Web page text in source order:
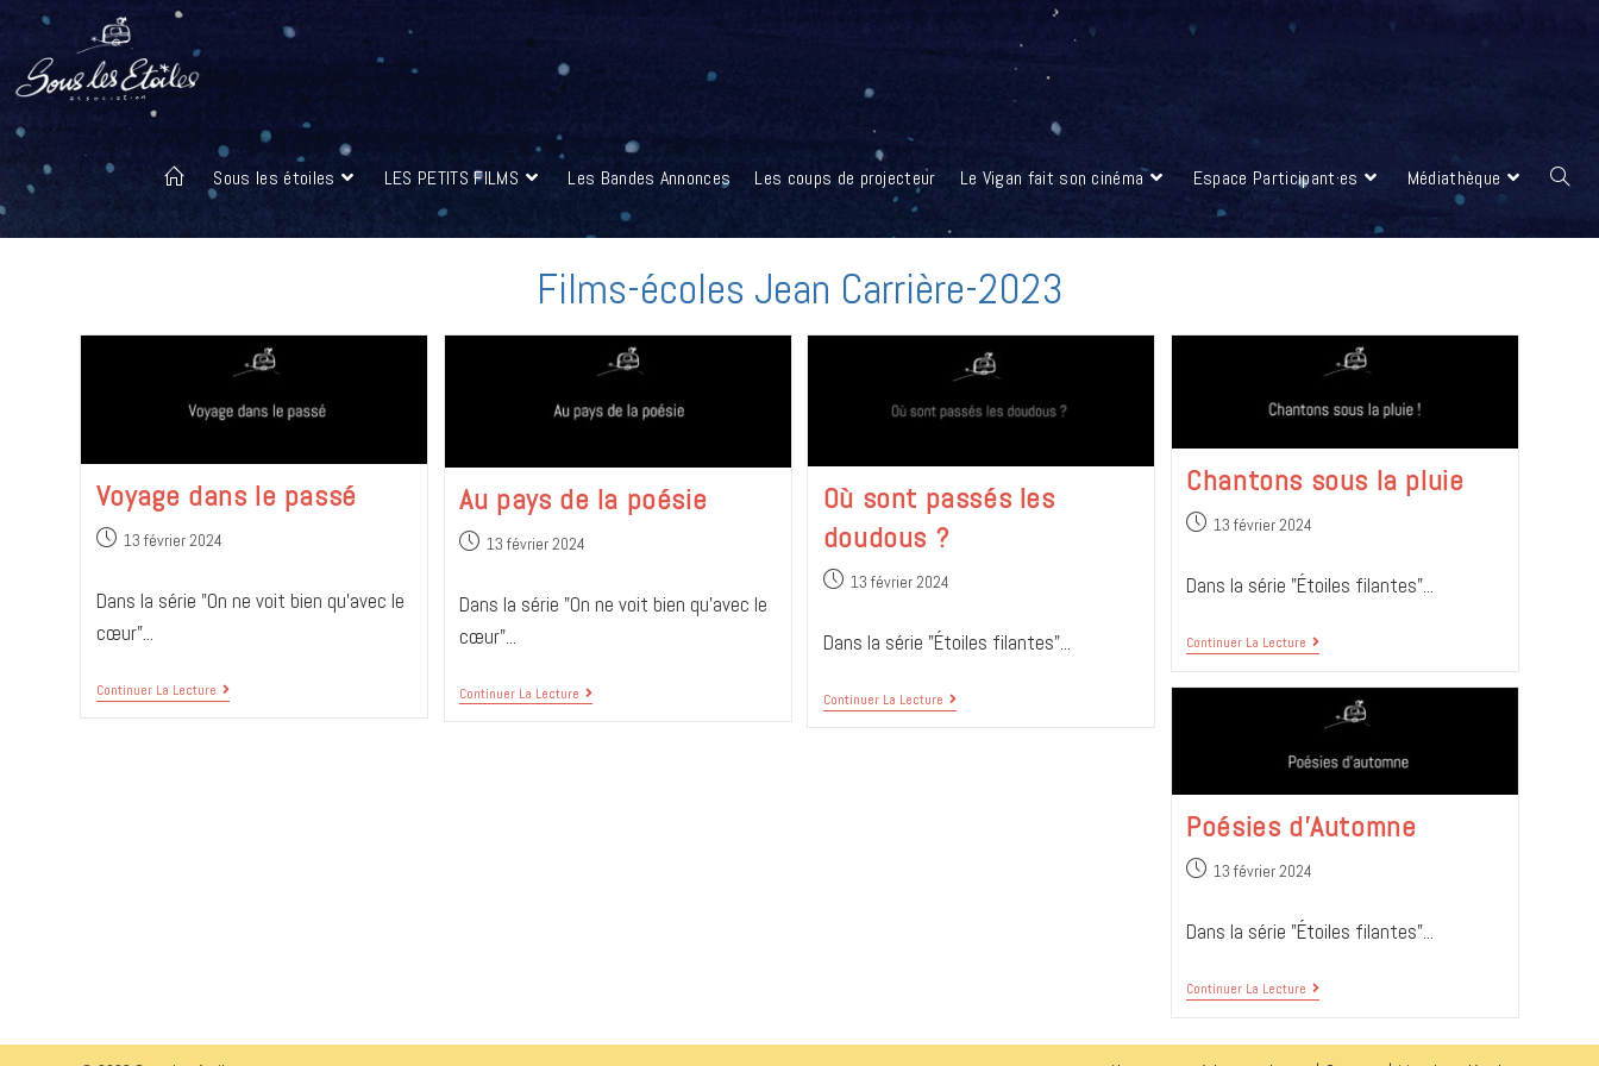
Sous les étoiles LES PETITS FILMS Les Bandes Annonces Les coups de projecteur Le Vigan fait son cinéma Espace Participant·es Médiathèque
Films-écoles Jean Carrière-2023
Voyage dans le passé
13 février 2024
Dans la série "On ne voit bien qu'avec le
cœur"...
Continuer La Lecture
Au pays de la poésie
13 février 2024
Dans la série "On ne voit bien qu'avec le
cœur"...
Continuer La Lecture
Où sont passés les
doudous ?
13 février 2024
Dans la série "Étoiles filantes"...
Continuer La Lecture
Chantons sous la pluie
13 février 2024
Dans la série "Étoiles filantes"...
Continuer La Lecture
Poésies d’Automne
13 février 2024
Dans la série "Étoiles filantes"...
Continuer La Lecture